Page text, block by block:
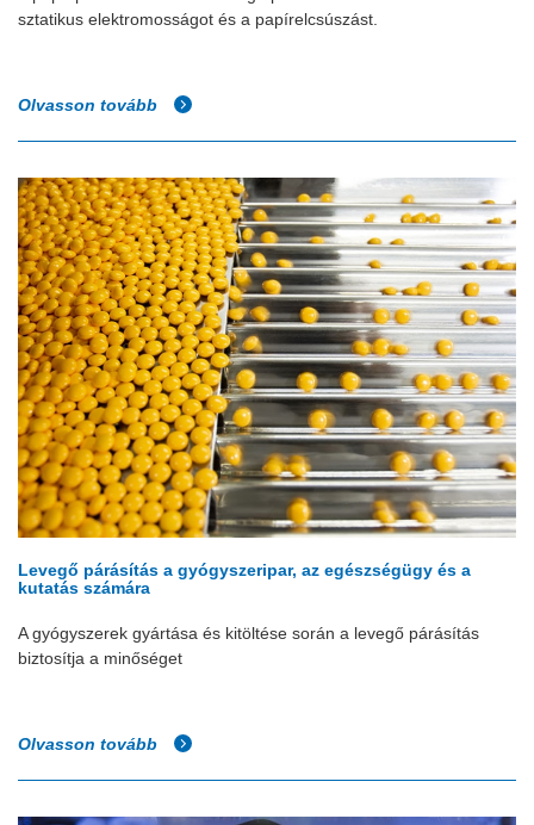
sztatikus elektromosságot és a papírelcsúszást.
Olvasson tovább
Levegő párásítás a gyógyszeripar, az egészségügy és a
kutatás számára
A gyógyszerek gyártása és kitöltése során a levegő párásítás
biztosítja a minőséget
Olvasson tovább